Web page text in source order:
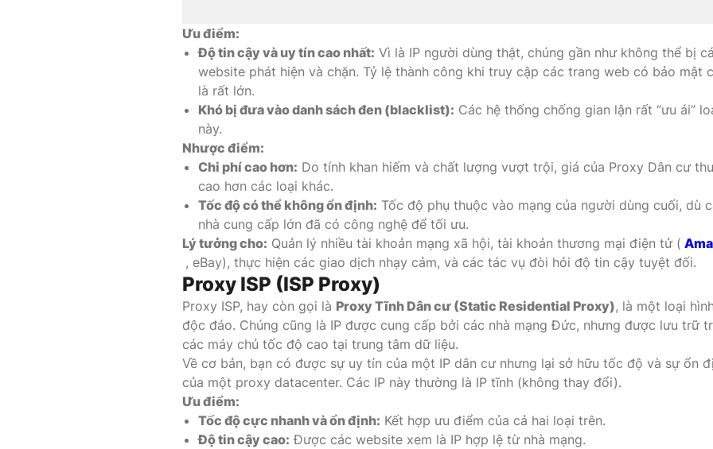
Ưu điểm:
Độ tin cậy và uy tín cao nhất: Vì là IP người dùng thật, chúng gần như không thể bị
website phát hiện và chặn. Tỷ lệ thành công khi truy cập các trang web có bảo mật
là rất lớn.
Khó bị đưa vào danh sách đen (blacklist): Các hệ thống chống gian lận rất “ưu ái”
này.
Nhược điểm:
Chi phí cao hơn: Do tính khan hiếm và chất lượng vượt trội, giá của Proxy Dân cư
cao hơn các loại khác.
Tốc độ có thể không ổn định: Tốc độ phụ thuộc vào mạng của người dùng cuối, dù
nhà cung cấp lớn đã có công nghệ để tối ưu.
Lý tưởng cho: Quản lý nhiều tài khoản mạng xã hội, tài khoản thương mại điện tử (
, eBay), thực hiện các giao dịch nhạy cảm, và các tác vụ đòi hỏi độ tin cậy tuyệt đối.
Proxy ISP (ISP Proxy)
Proxy ISP, hay còn gọi là Proxy Tĩnh Dân cư (Static Residential Proxy), là một loại
độc đáo. Chúng cũng là IP được cung cấp bởi các nhà mạng Đức, nhưng được lưu trữ
các máy chủ tốc độ cao tại trung tâm dữ liệu.
Về cơ bản, bạn có được sự uy tín của một IP dân cư nhưng lại sở hữu tốc độ và sự ổn
của một proxy datacenter. Các IP này thường là IP tĩnh (không thay đổi).
Ưu điểm:
Tốc độ cực nhanh và ổn định: Kết hợp ưu điểm của cả hai loại trên.
Độ tin cậy cao: Được các website xem là IP hợp lệ từ nhà mạng.